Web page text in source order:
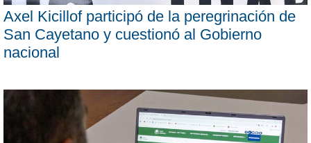
Axel Kicillof participó de la peregrinación de
San Cayetano y cuestionó al Gobierno
nacional